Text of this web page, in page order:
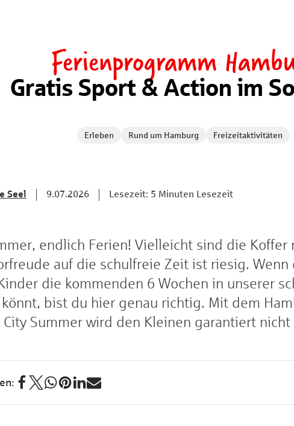
Ferienprogramm
Gratis Sport & Action im
Erleben Rund um Hamburg Freizeitaktivitäten
Seel 9.07.2026 Lesezeit: 5 Minuten Lesezeit
endlich Ferien! Vielleicht sind die Koffer
auf die schulfreie Zeit ist riesig.
die kommenden 6 Wochen in unserer
bist du hier genau richtig. Mit dem
Summer wird den Kleinen garantiert